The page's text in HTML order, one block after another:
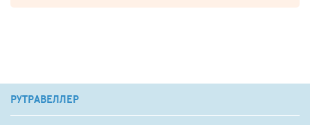
РУТРАВЕЛЛЕР